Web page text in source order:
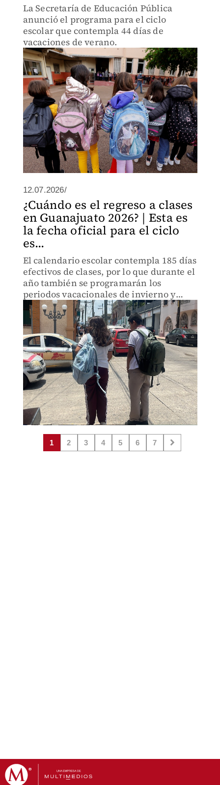
La Secretaría de Educación Pública
anunció el programa para el ciclo
escolar que contempla 44 días de
vacaciones de verano.
12.07.2026/
¿Cuándo es el regreso a clases
en Guanajuato 2026? | Esta es
la fecha oficial para el ciclo
es...
El calendario escolar contempla 185 días
efectivos de clases, por lo que durante el
año también se programarán los
periodos vacacionales de invierno y
Semana Santa.
1 2 3 4 5 6 7